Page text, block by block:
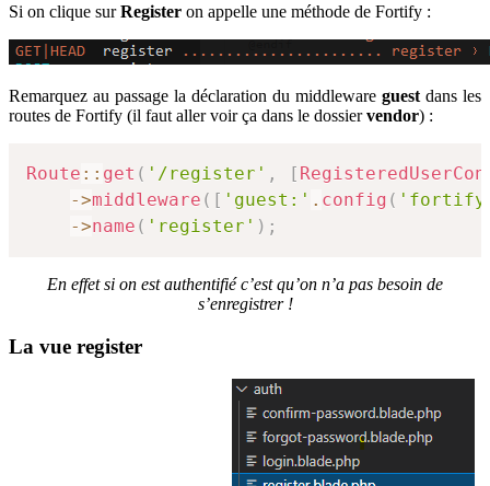
Si on clique surRegister on appelle une méthode de Fortify :
Remarquez au passage la déclaration du middleware guest dans les
routes de Fortify (il faut aller voir ça dans le dossiervendor) :
Route :: get ( '/register' , [
->middleware ( [ 'guest:' . config (
->name ( 'register' ) ;
En effet si on est authentifié c’est qu’on n’a pas besoin de
s’enregistrer !
La vue register